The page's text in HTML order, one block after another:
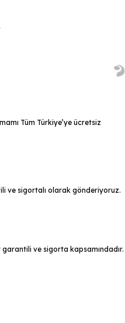
Tüm Türkiye’ye ücretsiz
ve sigortalı olarak gönderiyoruz.
ve sigorta kapsamındadır.